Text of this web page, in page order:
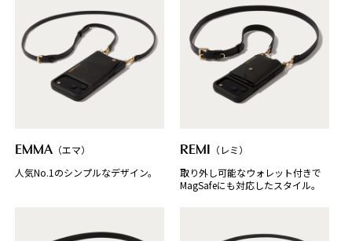
EMMA（エマ）
人気No.1のシンプルなデザイン。
REMI （レミ）
取り外し可能なウォレット付きで
MagSafeにも対応したスタイル。